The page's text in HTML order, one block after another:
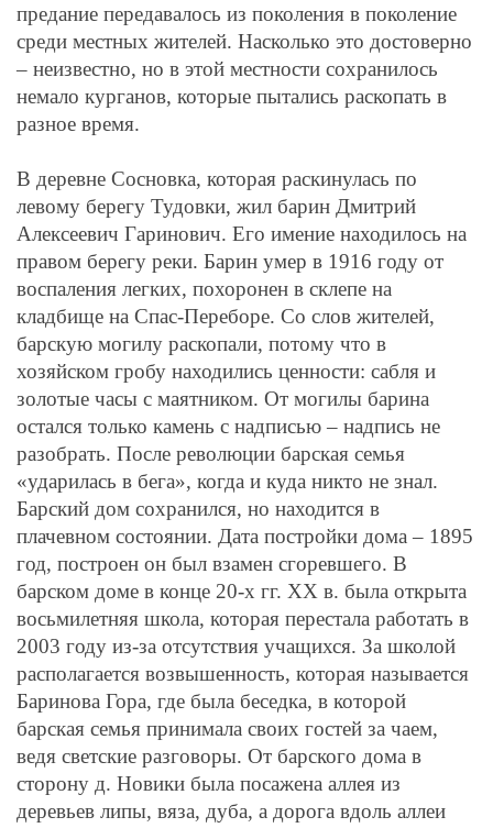
предание передавалось из поколения в поколение
среди местных жителей. Насколько это достоверно
– неизвестно, но в этой местности сохранилось
немало курганов, которые пытались раскопать в
разное время.
В деревне Сосновка, которая раскинулась по
левому берегу Тудовки, жил барин Дмитрий
Алексеевич Гаринович. Его имение находилось на
правом берегу реки. Барин умер в 1916 году от
воспаления легких, похоронен в склепе на
кладбище на Спас-Переборе. Со слов жителей,
барскую могилу раскопали, потому что в
хозяйском гробу находились ценности: сабля и
золотые часы с маятником. От могилы барина
остался только камень с надписью – надпись не
разобрать. После революции барская семья
«ударилась в бега», когда и куда никто не знал.
Барский дом сохранился, но находится в
плачевном состоянии. Дата постройки дома – 1895
год, построен он был взамен сгоревшего. В
барском доме в конце 20-х гг. ХХ в. была открыта
восьмилетняя школа, которая перестала работать в
2003 году из-за отсутствия учащихся. За школой
располагается возвышенность, которая называется
Баринова Гора, где была беседка, в которой
барская семья принимала своих гостей за чаем,
ведя светские разговоры. От барского дома в
сторону д. Новики была посажена аллея из
деревьев липы, вяза, дуба, а дорога вдоль аллеи